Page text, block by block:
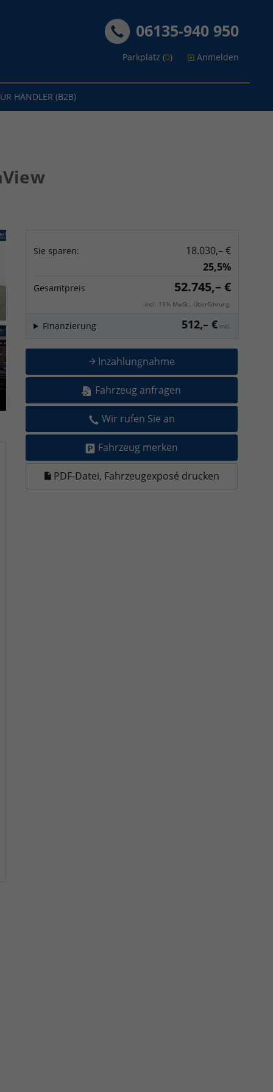
06135-940 950
Parkplatz (0) Anmelden
HÄNDLER (B2B)
Sie sparen:
18.030,– €
25,5%
Gesamtpreis 52.745,– €
incl. 19% MwSt., Überführung.
512,– € mtl.
Finanzierung
Inzahlungnahme
Fahrzeug anfragen
Wir rufen Sie an
Fahrzeug merken
PDF-Datei, Fahrzeugexposé drucken